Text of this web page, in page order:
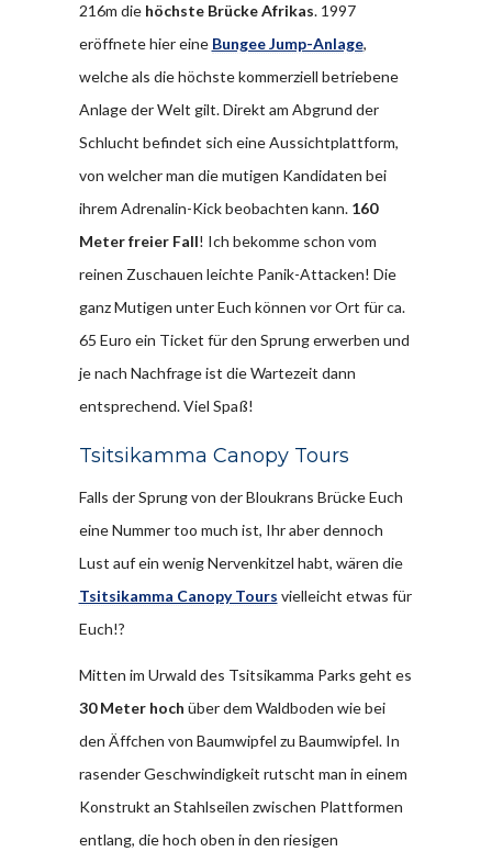
216m die höchste Brücke Afrikas. 1997
eröffnete hier eine Bungee Jump-Anlage,
welche als die höchste kommerziell betriebene
Anlage der Welt gilt. Direkt am Abgrund der
Schlucht befindet sich eine Aussichtplattform,
von welcher man die mutigen Kandidaten bei
ihrem Adrenalin-Kick beobachten kann.160
Meter freier Fall! Ich bekomme schon vom
reinen Zuschauen leichte Panik-Attacken! Die
ganz Mutigen unter Euch können vor Ort für ca.
65 Euro ein Ticket für den Sprung erwerben und
je nach Nachfrage ist die Wartezeit dann
entsprechend. Viel Spaß!
Tsitsikamma Canopy Tours
Falls der Sprung von der Bloukrans Brücke Euch
eine Nummer too much ist, Ihr aber dennoch
Lust auf ein wenig Nervenkitzel habt, wären die
Tsitsikamma Canopy Tours vielleicht etwas für
Euch!?
Mitten im Urwald des Tsitsikamma Parks geht es
30 Meter hoch über dem Waldboden wie bei
den Äffchen von Baumwipfel zu Baumwipfel. In
rasender Geschwindigkeit rutscht man in einem
Konstrukt an Stahlseilen zwischen Plattformen
entlang, die hoch oben in den riesigen